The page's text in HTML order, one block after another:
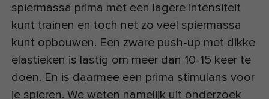
spiermassa prima met een lagere intensiteit
kunt trainen en toch net zo veel spiermassa
kunt opbouwen. Een zware push-up met dikke
elastieken is lastig om meer dan 10-15 keer te
doen. En is daarmee een prima stimulans voor
je spieren. We weten namelijk uit onderzoek